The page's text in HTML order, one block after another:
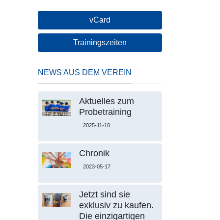
vCard
Trainingszeiten
NEWS AUS DEM VEREIN
Aktuelles zum
Probetraining
2025-11-10
Chronik
2023-05-17
Jetzt sind sie
exklusiv zu kaufen.
Die einzigartigen